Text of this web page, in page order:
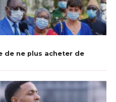
de ne plus acheter de